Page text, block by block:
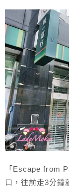
「Escape from
口，往前走3分鐘